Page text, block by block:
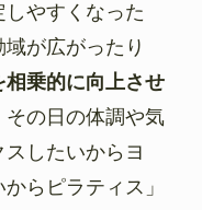
やすくなった
が広がったり
乗的に向上させ
その日の体調や気
したいからヨ
らピラティス」